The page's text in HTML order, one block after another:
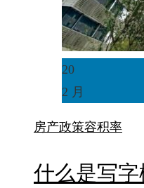
20
2 月
房产政策容积率
什么是写